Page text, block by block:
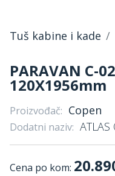
Tuš kabine i kade
PARAVAN C-
120X1956mm
Proizvođač: Copen
Dodatni naziv: ATLAS
Cena po kom: